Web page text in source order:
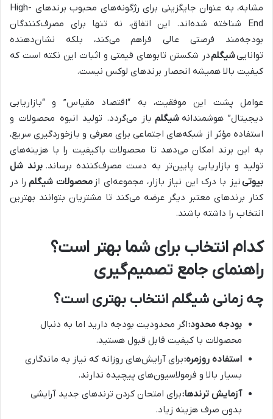
مشابه، به عنوان جایگزینی برای رژگونه‌های محبوب برندهای High-
End شناخته شده‌اند. این اتفاق، نه تنها برای مصرف‌کنندگان
بودجه‌مند فرصتی عالی فراهم می‌کند، بلکه نشان‌دهنده
تواناییشیگلمدر شکستن تابوهای قیمتی و اثبات این نکته است که
کیفیت بالا همیشه انحصار برندهای لوکس نیست.
عوامل پشت این موفقیت، به “اقتصاد مقیاس” و “بازاریابی
دیجیتال” هوشمندانه شیگلم باز می‌گردد. تولید انبوه محصولات و
استفاده مؤثر از شبکه‌های اجتماعی برای معرفی و بازخوردگیری سریع،
به این برند امکان می‌دهد تا محصولات باکیفیت را با هزینه‌های
تولید و بازاریابی پایین‌تر به دست مصرف‌کننده برساند. برند شل
بیوتینیز با درک این نیاز بازار، مجموعه‌ای از محصولات شیگلم را در
کنار برندهای معتبر دیگر عرضه می‌کند تا مشتریان بتوانند بهترین
انتخاب را داشته باشند.
کدام انتخاب برای شما بهتر است؟
راهنمای جامع تصمیم‌گیری
چه زمانی شیگلم انتخاب بهتری است؟
بودجه محدود:اگر محدودیت بودجه دارید اما به دنبال
محصولات با کیفیت قابل قبول هستید.
استفاده روزمره:برای آرایش‌های روزانه که نیاز به ماندگاری
بسیار بالا و فرمولاسیون‌های پیچیده ندارند.
آزمایش ترندها:برای امتحان کردن ترندهای جدید آرایشی
بدون صرف هزینه زیاد.